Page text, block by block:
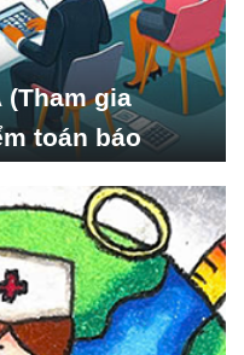
(Tham gia
toán báo
Xã